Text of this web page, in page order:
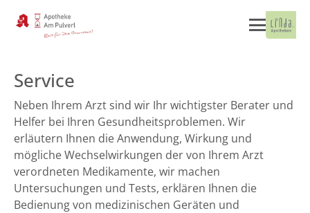
Service
Neben Ihrem Arzt sind wir Ihr wichtigster Berater und
Helfer bei Ihren Gesundheitsproblemen. Wir
erläutern Ihnen die Anwendung, Wirkung und
mögliche Wechselwirkungen der von Ihrem Arzt
verordneten Medikamente, wir machen
Untersuchungen und Tests, erklären Ihnen die
Bedienung von medizinischen Geräten und